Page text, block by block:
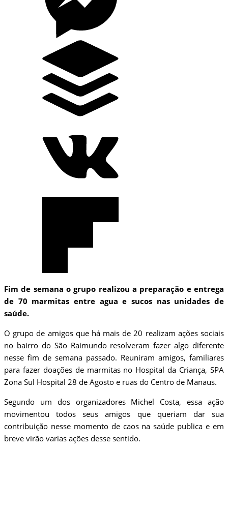
Fim de semana o grupo realizou a preparação e entrega
de 70 marmitas entre agua e sucos nas unidades de
saúde.
O grupo de amigos que há mais de 20 realizam ações sociais
no bairro do São Raimundo resolveram fazer algo diferente
nesse fim de semana passado. Reuniram amigos, familiares
para fazer doações de marmitas no Hospital da Criança, SPA
Zona Sul Hospital 28 de Agosto e ruas do Centro de Manaus.
Segundo um dos organizadores Michel Costa, essa ação
movimentou todos seus amigos que queriam dar sua
contribuição nesse momento de caos na saúde publica e em
breve virão varias ações desse sentido.